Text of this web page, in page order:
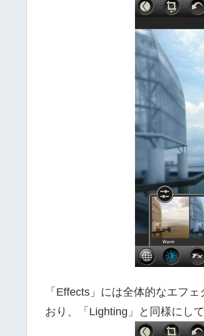
「Effects」には全体的なエフ
おり、「Lighting」と同様にし